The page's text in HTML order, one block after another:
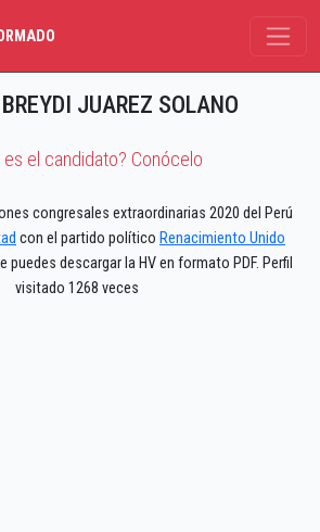
JUAREZ SOLANO
es el candidato? Conócelo
congresales extraordinarias 2020 del Perú
con el partido político Renacimiento Unido
puedes descargar la HV en formato PDF. Perfil
visitado 1268 veces